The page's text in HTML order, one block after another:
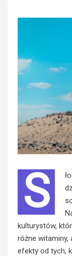
S
kulturystów,
różne witaminy,
efekty od tych,